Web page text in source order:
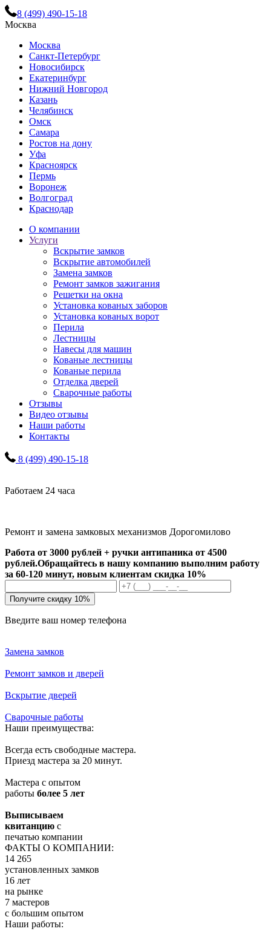
8 (499) 490-15-18
Москва
Москва
Санкт-Петербург
Новосибирск
Екатеринбург
Нижний Новгород
Казань
Челябинск
Омск
Самара
Ростов на дону
Уфа
Красноярск
Пермь
Воронеж
Волгоград
Краснодар
О компании
Услуги
Вскрытие замков
Вскрытие автомобилей
Замена замков
Ремонт замков зажигания
Решетки на окна
Установка кованых заборов
Установка кованых ворот
Перила
Лестницы
Навесы для машин
Кованые лестницы
Кованые перила
Отделка дверей
Сварочные работы
Отзывы
Видео отзывы
Наши работы
Контакты
8 (499) 490-15-18
Работаем 24 часа
Ремонт и замена замковых механизмов Дорогомилово
Работа от 3000 рублей + ручки антипаника от 4500
рублей.Обращайтесь в нашу компанию выполним работу
за 60-120 минут, новым клиентам скидка 10%
Получите скидку 10%
Введите ваш номер телефона
Замена замков
Ремонт замков и дверей
Вскрытие дверей
Сварочные работы
Наши преимущества:
Всегда есть свободные мастера.
Приезд мастера за 20 минут.
Мастера с опытом
работы более 5 лет
Выписываем
квитанцию с
печатью компании
ФАКТЫ О КОМПАНИИ:
14 265
установленных замков
16 лет
на рынке
7 мастеров
с большим опытом
Наши работы: